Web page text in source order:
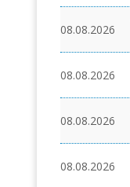
08.08.2026
08.08.2026
08.08.2026
08.08.2026